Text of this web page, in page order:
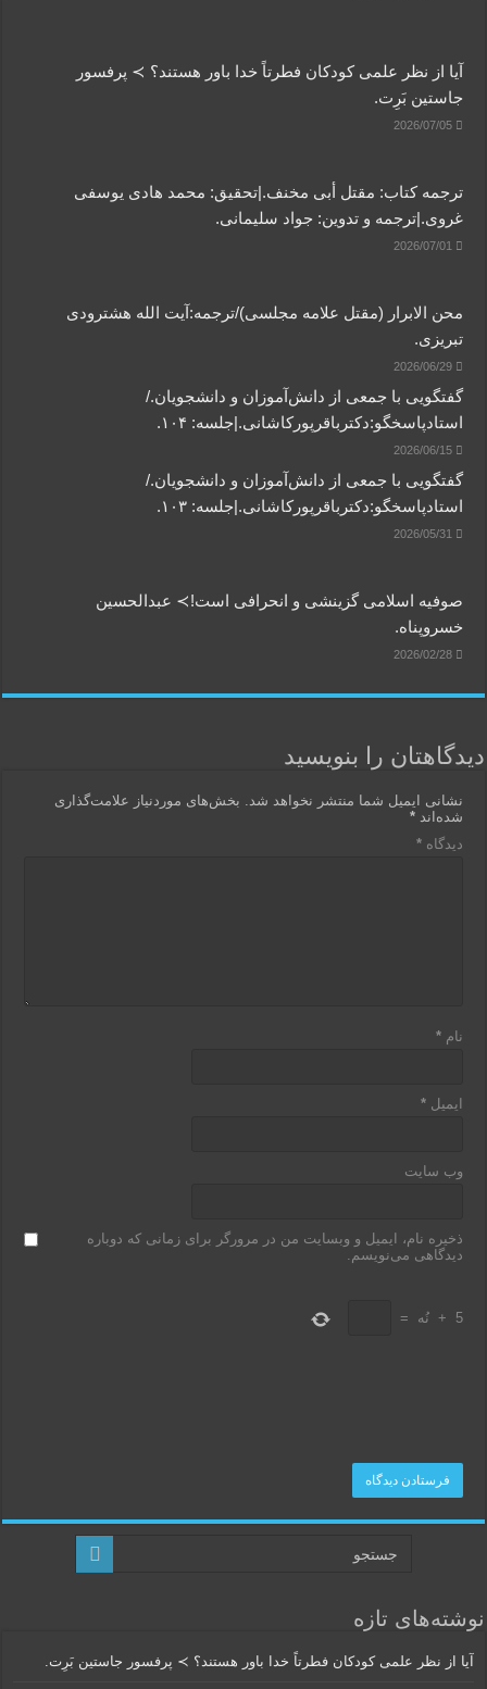
آیا از نظر علمی کودکان فطرتاً خدا باور هستند؟ ≻ پرفسور
جاستین بَرِت.
2026/07/05
ترجمه کتاب: مقتل أبی مخنف.|تحقیق: محمد هادی یوسفی
غروی.|ترجمه و تدوین: جواد سلیمانی.
2026/07/01
محن الابرار (مقتل علامه مجلسی)/ترجمه:آیت الله هشترودی
تبریزی.
2026/06/29
گفتگویی‌ با جمعی‌ از دانش‌آموزان‌ و دانشجویان./
استادپاسخگو:دکترباقر‌پورکاشانی.|جلسه: ۱۰۴.
2026/06/15
گفتگویی‌ با جمعی‌ از دانش‌آموزان‌ و دانشجویان./
استادپاسخگو:دکترباقر‌پورکاشانی.|جلسه: ۱۰۳.
2026/05/31
صوفیه اسلامی گزینشی و انحرافی است!≻ عبدالحسین
خسروپناه.
2026/02/28
دیدگاهتان را بنویسید
نشانی ایمیل شما منتشر نخواهد شد.
بخش‌های موردنیاز علامت‌گذاری
شده‌اند*
دیدگاه*
نام*
ایمیل*
وب‌ سایت
ذخیره نام، ایمیل و وبسایت من در مرورگر برای زمانی که دوباره
دیدگاهی می‌نویسم.
5
+ نُه =
نوشته‌های تازه
آیا از نظر علمی کودکان فطرتاً خدا باور هستند؟ ≻ پرفسور جاستین بَرِت.